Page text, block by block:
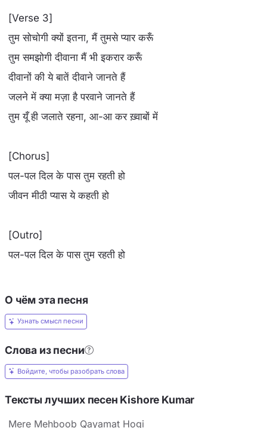
[Verse 3]
तुम सोचोगी क्यों इतना, मैं तुमसे प्यार करूँ
तुम समझोगी दीवाना मैं भी इकरार करूँ
दीवानों की ये बातें दीवाने जानते हैं
जलने में क्या मज़ा है परवाने जानते हैं
तुम यूँ ही जलाते रहना, आ-आ कर ख़्वाबों में
[Chorus]
पल-पल दिल के पास तुम रहती हो
जीवन मीठी प्यास ये कहती हो
[Outro]
पल-पल दिल के पास तुम रहती हो
О чём эта песня
Узнать смысл песни
Слова из песни
Войдите, чтобы разобрать слова
Тексты лучших песен Kishore Kumar
Mere Mehboob Qayamat Hogi